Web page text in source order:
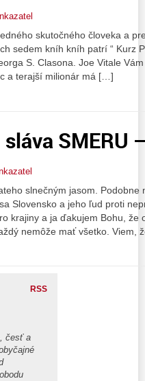
skutočného človeka a
sedem kníh kníh patrí “ Kurz
S. Clasona. Joe Vitale
a terajší milionár má […]
SMERU
slnečným jasom. Podobne
Slovensko a jeho ľud proti
krajiny a ja ďakujem Bohu, že
nemôže mať všetko. Viem,
RSS
česť a